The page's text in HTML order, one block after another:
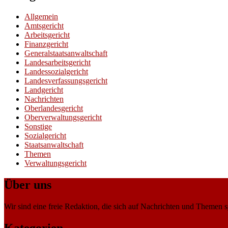
Allgemein
Amtsgericht
Arbeitsgericht
Finanzgericht
Generalstaatsanwaltschaft
Landesarbeitsgericht
Landessozialgericht
Landesverfassungsgericht
Landgericht
Nachrichten
Oberlandesgericht
Oberverwaltungsgericht
Sonstige
Sozialgericht
Staatsanwaltschaft
Themen
Verwaltungsgericht
Über uns
Wir sind eine freie Redaktion, die sich auf Nachrichten und Themen